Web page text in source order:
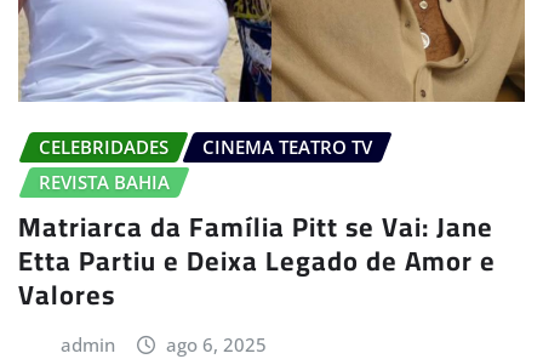
CELEBRIDADES
CINEMA TEATRO TV
REVISTA BAHIA
Matriarca da Família Pitt se Vai: Jane
Etta Partiu e Deixa Legado de Amor e
Valores
admin ago 6, 2025